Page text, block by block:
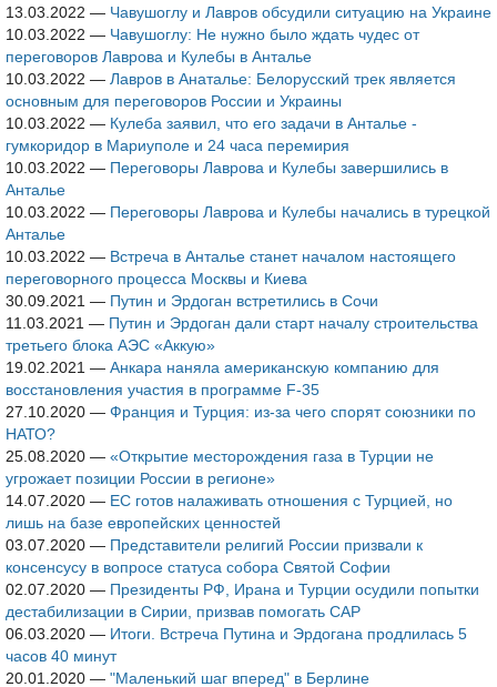
13.03.2022 — Чавушоглу и Лавров обсудили ситуацию на Украине
10.03.2022 — Чавушоглу: Не нужно было ждать чудес от
переговоров Лаврова и Кулебы в Анталье
10.03.2022 — Лавров в Анаталье: Белорусский трек является
основным для переговоров России и Украины
10.03.2022 — Кулеба заявил, что его задачи в Анталье -
гумкоридор в Мариуполе и 24 часа перемирия
10.03.2022 — Переговоры Лаврова и Кулебы завершились в
Анталье
10.03.2022 — Переговоры Лаврова и Кулебы начались в турецкой
Анталье
10.03.2022 — Встреча в Анталье станет началом настоящего
переговорного процесса Москвы и Киева
30.09.2021 — Путин и Эрдоган встретились в Сочи
11.03.2021 — Путин и Эрдоган дали старт началу строительства
третьего блока АЭС «Аккую»
19.02.2021 — Анкара наняла американскую компанию для
восстановления участия в программе F-35
27.10.2020 — Франция и Турция: из-за чего спорят союзники по
НАТО?
25.08.2020 — «Открытие месторождения газа в Турции не
угрожает позиции России в регионе»
14.07.2020 — ЕС готов налаживать отношения с Турцией, но
лишь на базе европейских ценностей
03.07.2020 — Представители религий России призвали к
консенсусу в вопросе статуса собора Святой Софии
02.07.2020 — Президенты РФ, Ирана и Турции осудили попытки
дестабилизации в Сирии, призвав помогать САР
06.03.2020 — Итоги. Встреча Путина и Эрдогана продлилась 5
часов 40 минут
20.01.2020 — "Маленький шаг вперед" в Берлине